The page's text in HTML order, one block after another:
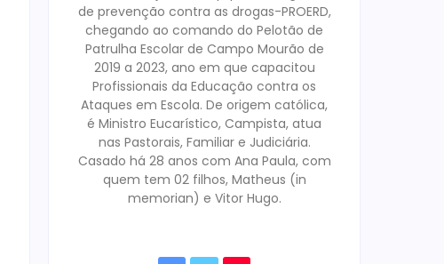
de prevenção contra as drogas-PROERD,
chegando ao comando do Pelotão de
Patrulha Escolar de Campo Mourão de
2019 a 2023, ano em que capacitou
Profissionais da Educação contra os
Ataques em Escola. De origem católica,
é Ministro Eucarístico, Campista, atua
nas Pastorais, Familiar e Judiciária.
Casado há 28 anos com Ana Paula, com
quem tem 02 filhos, Matheus (in
memorian) e Vitor Hugo.